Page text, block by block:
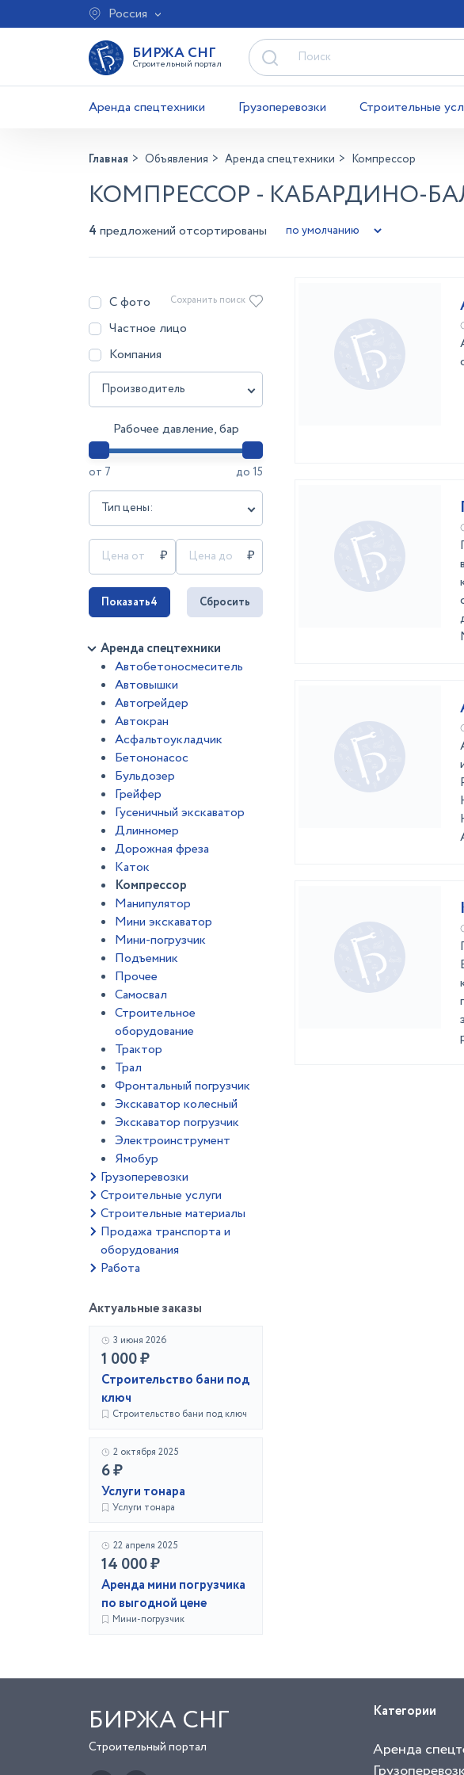
Россия
БИРЖА СНГ
Строительный портал
Аренда спецтехники Грузоперевозки Строительные
Главная Объявления Аренда спецтехники Компрессор
КОМПРЕССОР - КАБАРДИНО-
4 предложений отсортированы
С фото
Частное лицо
Компания
Производитель
Рабочее давление, бар
от 7 до 15
Тип цены:
Сохранить поиск
Показать4 Сбросить
Аренда спецтехники
Автобетоносмеситель
Автовышки
Автогрейдер
Автокран
Асфальтоукладчик
Бетононасос
Бульдозер
Грейфер
Гусеничный экскаватор
Длинномер
Дорожная фреза
Каток
Компрессор
Манипулятор
Мини экскаватор
Мини-погрузчик
Подъемник
Прочее
Самосвал
Строительное
оборудование
Трактор
Трал
Фронтальный погрузчик
Экскаватор колесный
Экскаватор погрузчик
Электроинструмент
Ямобур
Грузоперевозки
Строительные услуги
Строительные материалы
Продажа транспорта и
оборудования
Работа
Актуальные заказы
3 июня 2026
1 000 ₽
Строительство бани под
ключ
Строительство бани под ключ
2 октября 2025
6 ₽
Услуги тонара
Услуги тонара
22 апреля 2025
14 000 ₽
Аренда мини погрузчика
по выгодной цене
Мини-погрузчик
БИРЖА СНГ
Строительный портал
Категории
Аренда